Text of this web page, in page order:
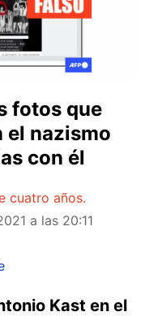
fotos que
el nazismo
con él
cuatro años.
a las 20:11
Kast en el